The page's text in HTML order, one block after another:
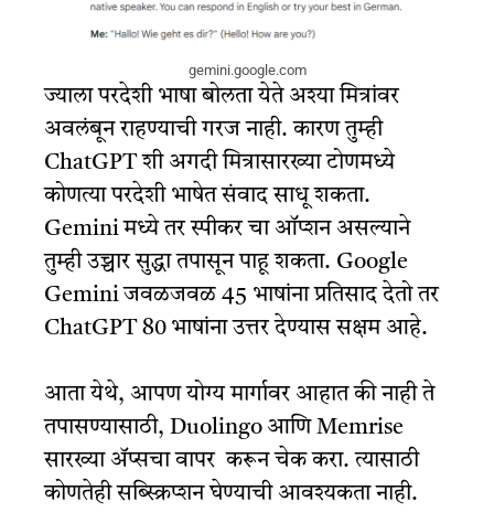
gemini.google.com
ज्याला परदेशी भाषा बोलता येते अश्या मित्रांवर
अवलंबून राहण्याची गरज नाही. कारण तुम्ही
ChatGPT शी अगदी मित्रासारख्या टोणमध्ये
कोणत्या परदेशी भाषेत संवाद साधू शकता.
Gemini मध्ये तर स्पीकर चा ऑप्शन असल्याने
तुम्ही उच्चार सुद्धा तपासून पाहू शकता. Google
Gemini जवळजवळ 45 भाषांना प्रतिसाद देतो तर
ChatGPT 80 भाषांना उत्तर देण्यास सक्षम आहे.
आता येथे, आपण योग्य मार्गावर आहात की नाही ते
तपासण्यासाठी, Duolingo आणि Memrise
सारख्या ॲप्सचा वापर करून चेक करा. त्यासाठी
कोणतेही सब्स्क्रिप्शन घेण्याची आवश्यकता नाही.